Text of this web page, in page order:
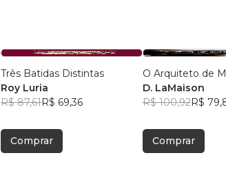
Três Batidas Distintas
Roy Luria
R$ 87,61R$ 69,36
Comprar
O Arquiteto de
D. LaMaison
R$ 100,92R$
Comprar